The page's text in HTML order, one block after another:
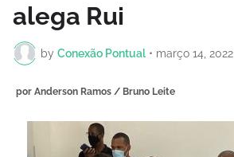
alega Rui
by Conexão Pontual • março 14, 2022
por Anderson Ramos / Bruno Leite